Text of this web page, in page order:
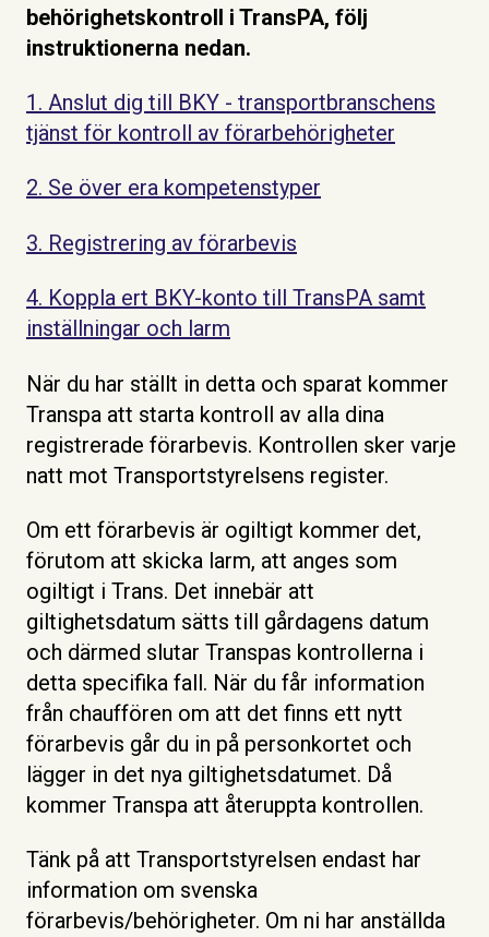
behörighetskontroll i TransPA, följ
instruktionerna nedan.
1. Anslut dig till BKY - transportbranschens
tjänst för kontroll av förarbehörigheter
2. Se över era kompetenstyper
3. Registrering av förarbevis
4. Koppla ert BKY-konto till TransPA samt
inställningar och larm
När du har ställt in detta och sparat kommer
Transpa att starta kontroll av alla dina
registrerade förarbevis. Kontrollen sker varje
natt mot Transportstyrelsens register.
Om ett förarbevis är ogiltigt kommer det,
förutom att skicka larm, att anges som
ogiltigt i Trans. Det innebär att
giltighetsdatum sätts till gårdagens datum
och därmed slutar Transpas kontrollerna i
detta specifika fall. När du får information
från chauffören om att det finns ett nytt
förarbevis går du in på personkortet och
lägger in det nya giltighetsdatumet. Då
kommer Transpa att återuppta kontrollen.
Tänk på att Transportstyrelsen endast har
information om svenska
förarbevis/behörigheter. Om ni har anställda